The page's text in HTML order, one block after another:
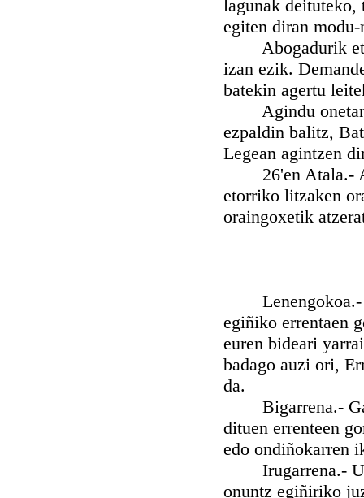
lagunak deituteko,
egiten diran
Abogadurik eta
izan ezik.
batekin agertu
Agindu onetan
ezpaldin balitz,
Legean agintzen
26'en Atala.-
etorriko litzaken
oraingoxetik
Lenengokoa.-
egiñiko errentaen
euren bideari
badago auzi ori,
da.
Bigarrena.-
dituen errenteen
edo ondiñokarren
Irugarrena.-
onuntz egiñiriko